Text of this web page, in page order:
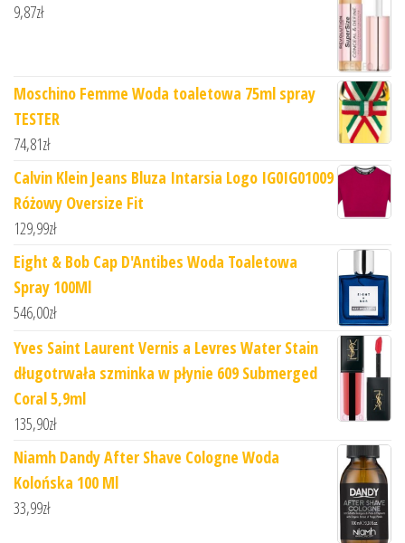
9,87zł
Moschino Femme Woda toaletowa 75ml spray
TESTER
74,81zł
Calvin Klein Jeans Bluza Intarsia Logo IG0IG01009
Różowy Oversize Fit
129,99zł
Eight & Bob Cap D'Antibes Woda Toaletowa
Spray 100Ml
546,00zł
Yves Saint Laurent Vernis a Levres Water Stain
długotrwała szminka w płynie 609 Submerged
Coral 5,9ml
135,90zł
Niamh Dandy After Shave Cologne Woda
Kolońska 100 Ml
33,99zł